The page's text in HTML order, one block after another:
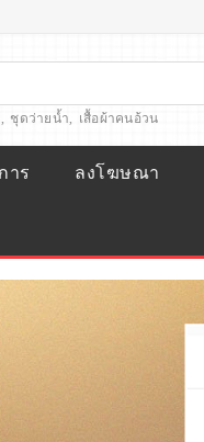
, ชุดว่ายน้ำ, เสื้อผ้าคนอ้วน
าร ลงโฆษณา